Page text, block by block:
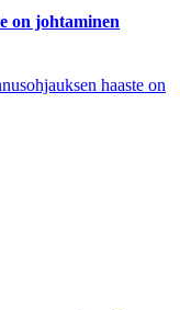
on johtaminen
haaste on